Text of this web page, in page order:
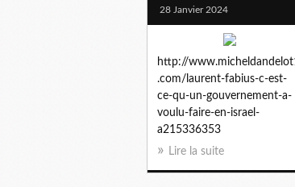
28 Janvier 2024
http://
.com/laurent-fabius-c-est-
ce-qu-un-gouvernement-a-
voulu-faire-en-israel-
a215336353
Lire la suite